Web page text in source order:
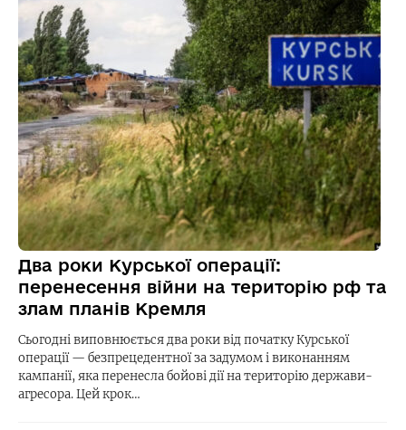
Два роки Курської операції:
перенесення війни на територію рф та
злам планів Кремля
Сьогодні виповнюється два роки від початку Курської
операції — безпрецедентної за задумом і виконанням
кампанії, яка перенесла бойові дії на територію держави-
агресора. Цей крок…